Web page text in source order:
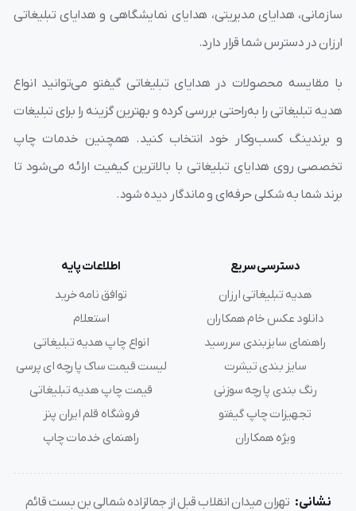
ارزان قیمت به شمار آورد و تقریبا تاثیر خودکارهای تبلیغاتی بیشترین
میزان تاثیر را در مقایسه با سایر محصولات تبلیغاتی ایجاد می کند.
نمایندگی یوروپن
خودنویس کوروش یوروپن
سازمانی، هدایای مدیریتی، هدایای نمایشگاهی و هدایای تبلیغاتی
ارزان در دسترس شما قرار دارد.
با مقایسه محصولات در هدایای تبلیغاتی گیفتو می‌توانید انواع
هدیه تبلیغاتی را به‌راحتی بررسی کرده و بهترین گزینه را برای تبلیغات
و برندینگ کسب‌وکار خود انتخاب کنید. همچنین خدمات چاپ
تخصصی روی هدایای تبلیغاتی با بالاترین کیفیت ارائه می‌شود تا
برند شما به شکلی حرفه‌ای و ماندگار دیده شود.
دسترسی سریع
هدیه تبلیغاتی ارزان
دانلود عکس خام همکاران
راهنمای سایزبندی سررسید
سایز بندی تیشرت
رنگ بندی پارچه سوزنی
تجهیزات چاپ گیفتو
ویژه همکاران
اطلاعات پایه
توافق نامه خرید
استعلام
انواع چاپ هدیه تبلیغاتی
لیست قیمت ساک پارچه ای پرسی
قیمت چاپ هدیه تبلیغاتی
فروشگاه قلم ایران پنز
راهنمای خدمات چاپ
نشانی: تهران میدان انقلاب قبل از جمالزاده شمالی بن بست قائم